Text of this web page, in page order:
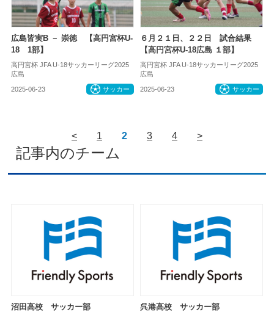
広島皆実B － 崇徳 【高円宮杯U-
18 1部】
高円宮杯 JFA U-18サッカーリーグ2025
広島
2025-06-23 サッカー
６月２１日、２２日 試合結果
【高円宮杯U-18広島 １部】
高円宮杯 JFA U-18サッカーリーグ2025
広島
2025-06-23 サッカー
< 1 2 3 4 >
記事内のチーム
沼田高校 サッカー部 呉港高校 サッカー部